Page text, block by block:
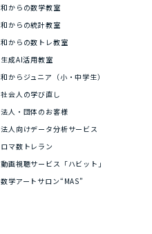
和からの数学教室
和からの統計教室
和からの数トレ教室
生成AI活用教室
和からジュニア（小・中学生）
社会人の学び直し
法人・団体のお客様
法人向けデータ分析サービス
ロマ数トレラン
動画視聴サービス「ハビット」
数学アートサロン“MAS”